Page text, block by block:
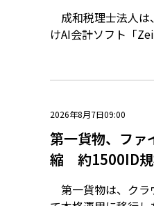
成和税理士法人は
けAI会計ソフト「
2026年8月7日09:00
第一貨物、ファ
縮 約1500ID規
第一貨物は、クラ